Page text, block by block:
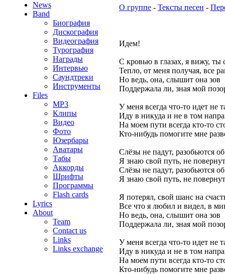
News
Band
Биография
Дискография
Видеография
Турография
Награды
Интервью
Саундтреки
Инструменты
Files
MP3
Клипы
Видео
Фото
Юзербары
Аватары
Табы
Аккорды
Шрифты
Программы
Flash cards
Lyrics
About
Team
Contact us
Links
Links exchange
О группе - Тексты песен -
Идем!
С кровью в глазах, я вижу, ты
Тепло, от меня получая, все
Но ведь, она, слышит она зов
Поддержала ли, зная мой
У меня всегда что-то идет не
Иду в никуда и не в том
На моем пути всегда кто-то
Кто-нибудь помогите мне
Слёзы не падут, разобьются
Я знаю свой путь, не
Слёзы не падут, разобьются
Я знаю свой путь, не
Я потерял, свой шанс на
Все что я любил и видел, в
Но ведь, она, слышит она зов
Поддержала ли, зная мой
У меня всегда что-то идет не
Иду в никуда и не в том
На моем пути всегда кто-то
Кто-нибудь помогите мне